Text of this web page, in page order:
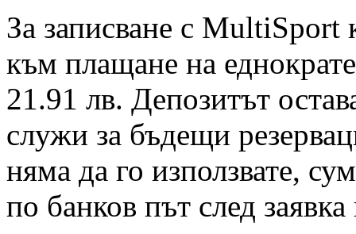
За записване с MultiSport
към плащане на
21.91 лв. Депозитът
служи за бъдещи
няма да го използвате,
по банков път след